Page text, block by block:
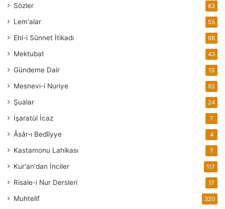
Sözler 83
Lem'alar 55
Ehl-i Sünnet İtikadı 98
Mektubat 43
Gündeme Dair 13
Mesnevi-i Nuriye 92
Şualar 24
İşaratül İcaz 7
Âsâr-ı Bedîiyye 4
Kastamonu Lahikası 7
Kur'an'dan İnciler 117
Risale-i Nur Dersleri 17
Muhtelif 320